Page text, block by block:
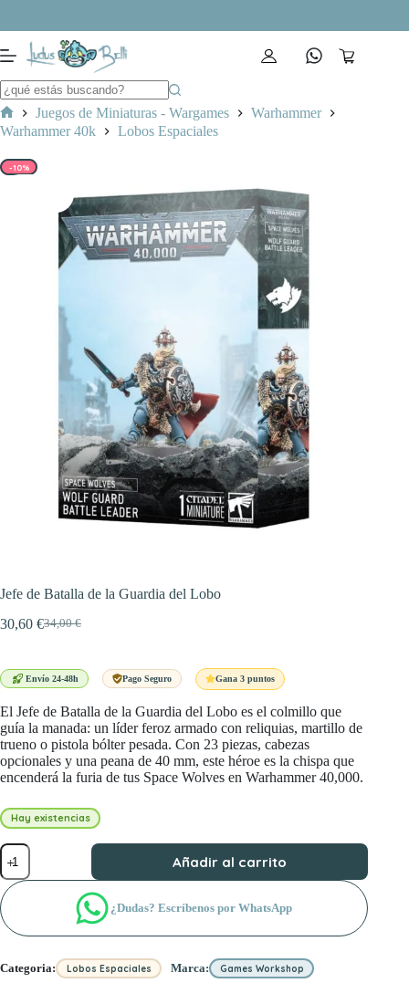
contenido
Carro
Inicio
Juegos de Miniaturas - Wargames
Warhammer
Warhammer 40k
Lobos Espaciales
-10%
Jefe de Batalla de la Guardia del Lobo
34,00€
El
era:
30,60 €El
es:
Envío 24-48h Pago Seguro Gana 3 puntos
El Jefe de Batalla de la Guardia del Lobo es el colmillo que
guía la manada: un líder feroz armado con reliquias, martillo de
trueno o pistola bólter pesada. Con 23 piezas, cabezas
opcionales y una peana de 40 mm, este héroe es la chispa que
encenderá la furia de tus Space Wolves en Warhammer 40,000.
Hay existencias
Jefe
de
Batalla
de
la
Guardia
cantidad
Añadir al carrito
¿Dudas? Escríbenos por WhatsApp
Categoria: Lobos Espaciales Marca: Games Workshop